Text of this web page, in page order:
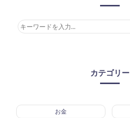
カテゴリー
お金